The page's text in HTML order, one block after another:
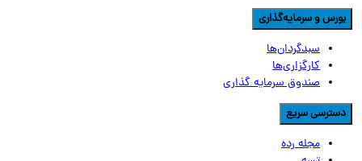
و سرمایه‌گذاری
سبدگردان‌ها
کارگزاری‌ها
صندوق سرمایه گذاری
سریع
مجله رده